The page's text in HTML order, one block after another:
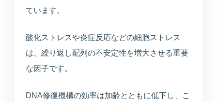
ています。
酸化ストレスや炎症反応などの細胞ストレス
は、繰り返し配列の不安定性を増大させる重要
な因子です。
DNA修復機構の効率は加齢とともに低下し、こ